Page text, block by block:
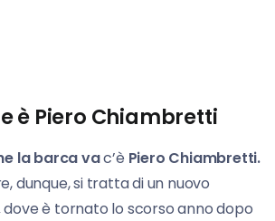
è Piero Chiambretti
la barca vac’è Piero Chiambretti.
dunque, si tratta di un nuovo
dove è tornato lo scorso anno dopo